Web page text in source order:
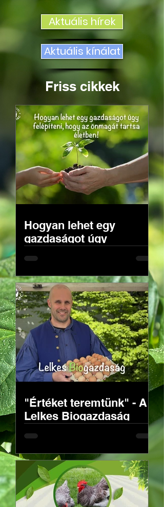
Aktuális hírek
Aktuális kínálat
Friss cikkek
Hogyan lehet egy
gazdaságot úgy
önmagát tartsa életben!
"Értéket teremtünk" - A
Lelkes Biogazdaság
mellől